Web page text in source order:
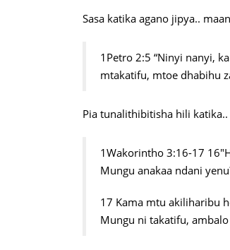
Sasa katika agano jipya..
1Petro 2:5 “Ninyi nanyi,
mtakatifu, mtoe dhabihu
Pia tunalithibitisha hili katika..
1Wakorintho 3:16-17
Mungu anakaa ndani
17 Kama mtu akiliharibu
Mungu ni takatifu,